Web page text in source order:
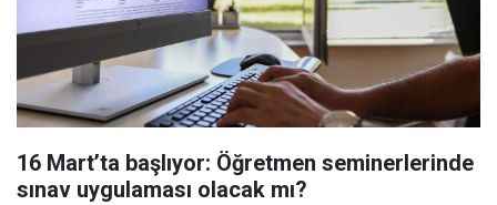
16 Mart’ta başlıyor: Öğretmen seminerlerinde
sınav uygulaması olacak mı?